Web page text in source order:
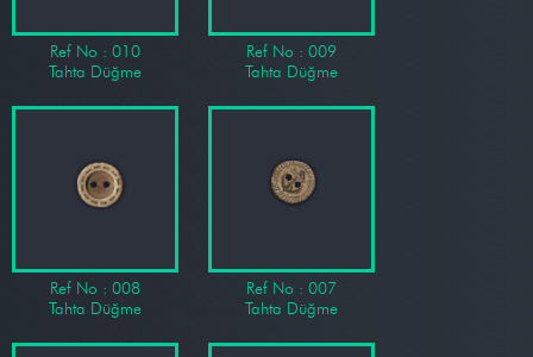
Ref No : 010
Tahta Düğme
Ref No : 009
Tahta Düğme
Ref No : 008
Tahta Düğme
Ref No : 007
Tahta Düğme